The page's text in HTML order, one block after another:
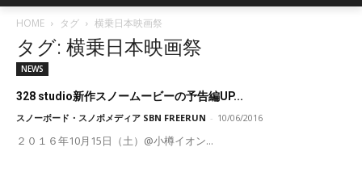
HOME タグ 横乗日本映画祭
タグ: 横乗日本映画祭
NEWS
328 studio新作スノームービーの予告編UP...
スノーボード・スノボメディア SBN FREERUN - 10/06/2016
２０１６年10月15日（土）@小樽イオン...